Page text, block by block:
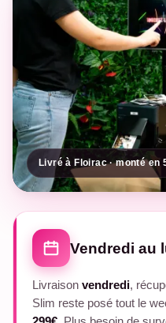
Livré à Floirac · monté en
Vendredi au
Livraison vendredi,
Slim reste posé tout le